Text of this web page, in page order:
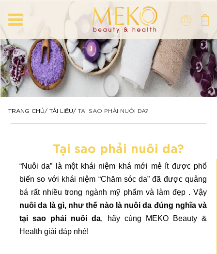
TRANG CHỦ TÀI LIỆU TẠI SAO PHẢI NUÔI DA?
Tại sao phải nuôi da?
“Nuôi da” là một khái niệm khá mới mẻ ít được phổ
biến so với khái niệm “Chăm sóc da” đã được quảng
bá rất nhiều trong ngành mỹ phẩm và làm đẹp . Vậy
nuôi da là gì, như thế nào là nuôi da đúng nghĩa và
tại sao phải nuôi da, hãy cùng MEKO Beauty &
Health giải đáp nhé!